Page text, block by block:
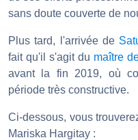
sans doute couverte de
Plus tard, l'arrivée de
fait qu'il s'agit du maître
avant la fin 2019, où
période très constructive.
Ci-dessous, vous
Mariska Hargitay :